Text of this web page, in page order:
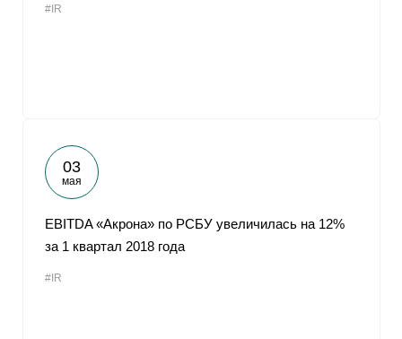
#IR
03
мая
EBITDA «Акрона» по РСБУ увеличилась на 12%
за 1 квартал 2018 года
#IR